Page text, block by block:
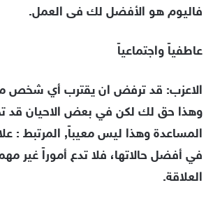
فاليوم هو الأفضل لك فى العمل.
عاطفياً واجتماعياً
الاعزب: قد ترفض ان يقترب أي شخص
وهذا حق لك لكن في بعض الاحيان قد
المساعدة وهذا ليس معيباً, المرتبط :
في أفضل حالاتها، فلا تدع أموراً غير
العلاقة.